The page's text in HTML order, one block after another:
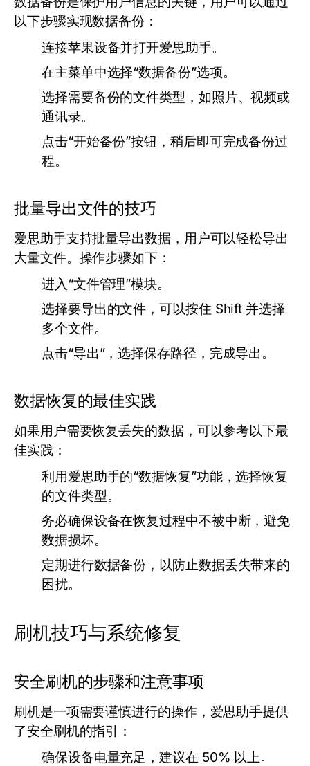
以下步骤实现数据备份：
连接苹果设备并打开爱思助手。
在主菜单中选择“数据备份”选项。
选择需要备份的文件类型，如照片、视频或
通讯录。
点击“开始备份”按钮，稍后即可完成备份过
程。
批量导出文件的技巧
爱思助手支持批量导出数据，用户可以轻松导出
大量文件。操作步骤如下：
进入“文件管理”模块。
选择要导出的文件，可以按住 Shift 并选择
多个文件。
点击“导出”，选择保存路径，完成导出。
数据恢复的最佳实践
如果用户需要恢复丢失的数据，可以参考以下最
佳实践：
利用爱思助手的“数据恢复”功能，选择恢复
的文件类型。
务必确保设备在恢复过程中不被中断，避免
数据损坏。
定期进行数据备份，以防止数据丢失带来的
困扰。
刷机技巧与系统修复
安全刷机的步骤和注意事项
刷机是一项需要谨慎进行的操作，爱思助手提供
了安全刷机的指引：
确保设备电量充足，建议在 50% 以上。